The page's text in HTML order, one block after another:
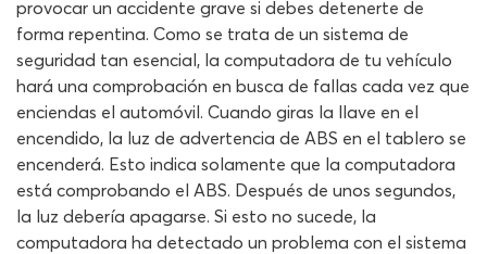
provocar un accidente grave si debes detenerte de
forma repentina. Como se trata de un sistema de
seguridad tan esencial, la computadora de tu vehículo
hará una comprobación en busca de fallas cada vez que
enciendas el automóvil. Cuando giras la llave en el
encendido, la luz de advertencia de ABS en el tablero se
encenderá. Esto indica solamente que la computadora
está comprobando el ABS. Después de unos segundos,
la luz debería apagarse. Si esto no sucede, la
computadora ha detectado un problema con el sistema